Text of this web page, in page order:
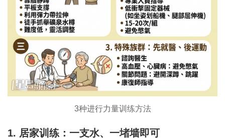
3种进行力量训练方法
1. 居家训练：一支水、一堵墙即可